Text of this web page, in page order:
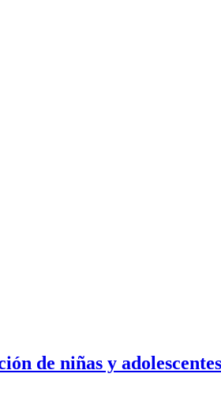
de niñas y adolescentes